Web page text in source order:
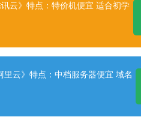
云》特点：特价机便宜 适合初学
云》特点：中档服务器便宜 域名